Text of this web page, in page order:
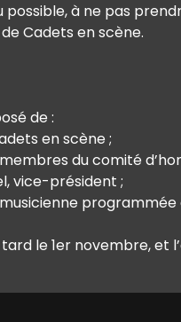
à ne pas
Cadets en scène.
de :
en scène ;
du comité
vice-président ;
programmée
le 1er novembre,